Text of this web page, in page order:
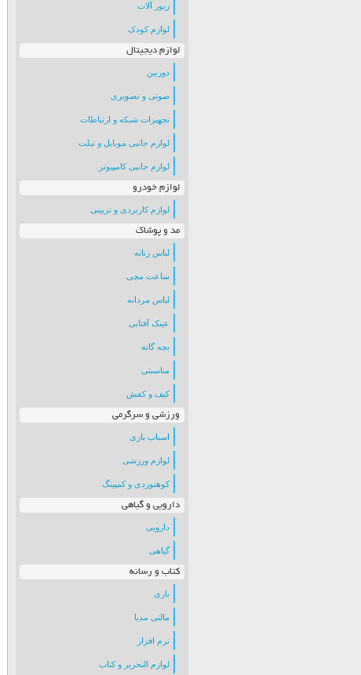
زیور آلات
لوازم کودک
لوازم دیجیتال
دوربین
صوتی و تصویری
تجهیزات شبکه و ارتباطات
لوازم جانبی موبایل و تبلت
لوازم جانبی کامپیوتر
لوازم خودرو
لوازم کاربردی و تزیینی
مد و پوشاک
لباس زنانه
ساعت مچی
لباس مردانه
عینک آفتابی
بچه گانه
مناسبتی
کیف و کفش
ورزشی و سرگرمی
اسباب بازی
لوازم ورزشی
کوهنوردی و کمپینگ
دارویی و گیاهی
دارویی
گیاهی
کتاب و رسانه
بازی
مالتی مدیا
نرم افزار
لوازم التحریر و کتاب